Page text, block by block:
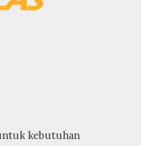
kebutuhan